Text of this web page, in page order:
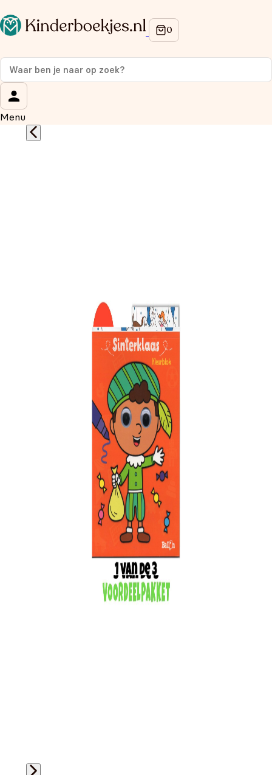
Menu
Op de hoogte blijven van onze acties?
Meld je aan voor onze nieuwsbrief en ontvang
eerste aankoop!
Wat is je voornaam?
Wat is je e-mailadres?